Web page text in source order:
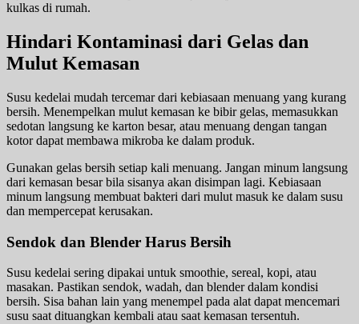
kulkas di rumah.
Hindari Kontaminasi dari Gelas dan
Mulut Kemasan
Susu kedelai mudah tercemar dari kebiasaan menuang yang kurang
bersih. Menempelkan mulut kemasan ke bibir gelas, memasukkan
sedotan langsung ke karton besar, atau menuang dengan tangan
kotor dapat membawa mikroba ke dalam produk.
Gunakan gelas bersih setiap kali menuang. Jangan minum langsung
dari kemasan besar bila sisanya akan disimpan lagi. Kebiasaan
minum langsung membuat bakteri dari mulut masuk ke dalam susu
dan mempercepat kerusakan.
Sendok dan Blender Harus Bersih
Susu kedelai sering dipakai untuk smoothie, sereal, kopi, atau
masakan. Pastikan sendok, wadah, dan blender dalam kondisi
bersih. Sisa bahan lain yang menempel pada alat dapat mencemari
susu saat dituangkan kembali atau saat kemasan tersentuh.